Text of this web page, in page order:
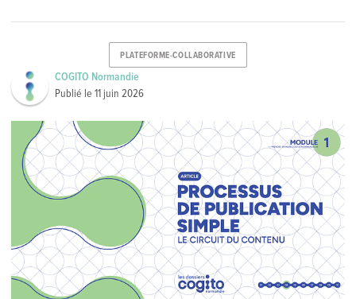
PLATEFORME-COLLABORATIVE
COGITO Normandie
Publié le11 juin 2026